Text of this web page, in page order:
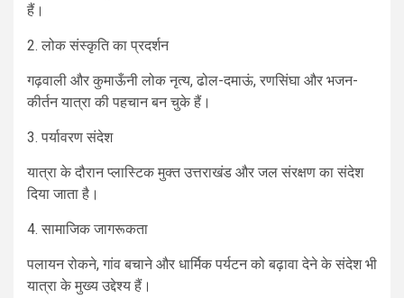
हैं।
2. लोक संस्कृति का प्रदर्शन
गढ़वाली और कुमाऊँनी लोक नृत्य, ढोल-दमाऊं, रणसिंघा और भजन-
कीर्तन यात्रा की पहचान बन चुके हैं।
3. पर्यावरण संदेश
यात्रा के दौरान प्लास्टिक मुक्त उत्तराखंड और जल संरक्षण का संदेश
दिया जाता है।
4. सामाजिक जागरूकता
पलायन रोकने, गांव बचाने और धार्मिक पर्यटन को बढ़ावा देने के संदेश भी
यात्रा के मुख्य उद्देश्य हैं।